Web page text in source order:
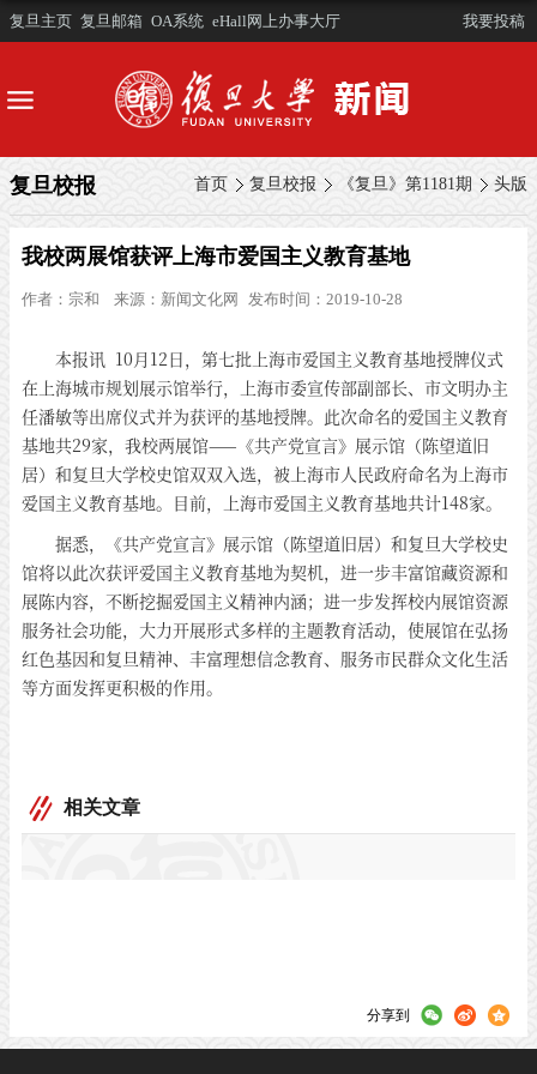
复旦主页 复旦邮箱 OA系统 eHall网上办事大厅 我要投稿
首页 复旦校报 《复旦》第1181期 头版
复旦校报
我校两展馆获评上海市爱国主义教育基地
作者： 宗和 来源： 新闻文化网 发布时间：2019-10-28
本报讯 10月12日，第七批上海市爱国主义教育基地授牌仪式
在上海城市规划展示馆举行，上海市委宣传部副部长、市文明办主
任潘敏等出席仪式并为获评的基地授牌。此次命名的爱国主义教育
基地共29家，我校两展馆——《共产党宣言》展示馆（陈望道旧
居）和复旦大学校史馆双双入选，被上海市人民政府命名为上海市
爱国主义教育基地。目前，上海市爱国主义教育基地共计148家。
据悉，《共产党宣言》展示馆（陈望道旧居）和复旦大学校史
馆将以此次获评爱国主义教育基地为契机，进一步丰富馆藏资源和
展陈内容，不断挖掘爱国主义精神内涵；进一步发挥校内展馆资源
服务社会功能，大力开展形式多样的主题教育活动，使展馆在弘扬
红色基因和复旦精神、丰富理想信念教育、服务市民群众文化生活
等方面发挥更积极的作用。
相关文章
分享到